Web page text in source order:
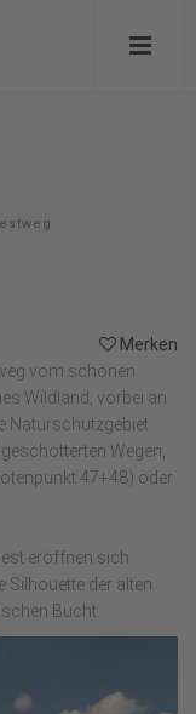
Merken
vom schönen
Wildland, vorbei an
Naturschutzgebiet
Wegen,
47+48) oder
eröffnen sich
der alten
Bucht.